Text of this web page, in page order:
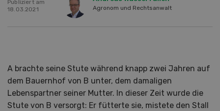
Publiziert am
18.03.2021
Agronom und Rechtsanwalt
A brachte seine Stute während knapp zwei Jahren auf
dem Bauernhof von B unter, dem damaligen
Lebenspartner seiner Mutter. In dieser Zeit wurde die
Stute von B versorgt: Er fütterte sie, mistete den Stall